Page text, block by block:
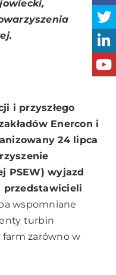
i przyszłego
Enercon i
24 lipca
PSEW) wyjazd
przedstawicieli
wspomniane
turbin
zarówno w